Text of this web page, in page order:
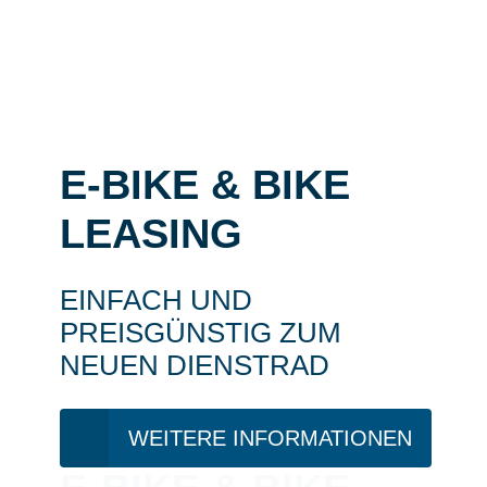
E-BIKE & BIKE
LEASING
EINFACH UND
PREISGÜNSTIG ZUM
NEUEN DIENSTRAD
WEITERE INFORMATIONEN